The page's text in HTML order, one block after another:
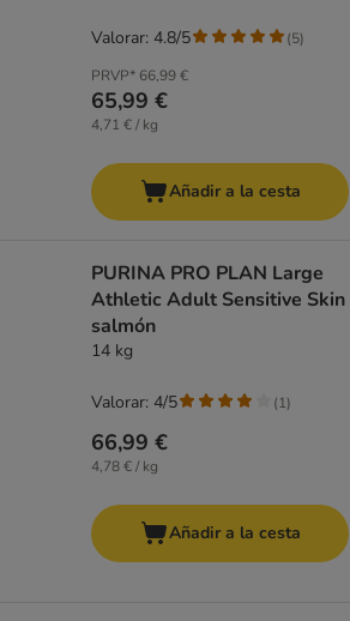
PRVP* 66,99 €
65,99 €
4,71 € / kg
Valorar: 4.8/5 (5)
Añadir a la cesta
PURINA PRO PLAN Large
Athletic Adult Sensitive Skin
salmón
14 kg
66,99 €
4,78 € / kg
Valorar: 4/5 (1)
Añadir a la cesta